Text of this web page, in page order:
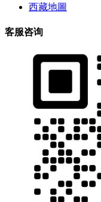
西藏地圖
客服咨询